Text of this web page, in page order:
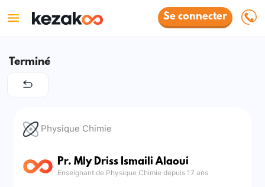
Se connecter
Terminé
Physique Chimie
Pr. Mly Driss Ismaili Alaoui
Enseignant de Physique Chimie depuis 17 ans